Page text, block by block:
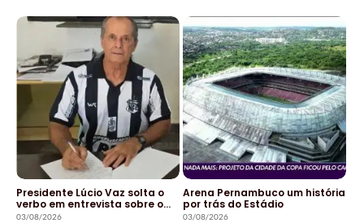
Presidente Lúcio Vaz solta o
verbo em entrevista sobre o…
03/08/2026
Arena Pernambuco um história
por trás do Estádio
03/08/2026